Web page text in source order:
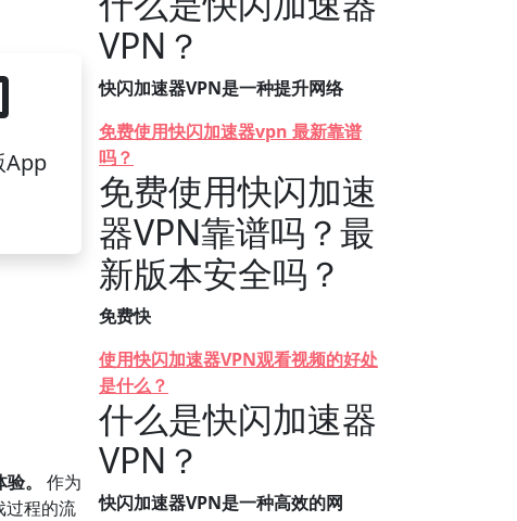
App
。
作为
过程的流
VPN？
快闪加速器VPN是一种提升网络
免费使用快闪加速器vpn 最新靠谱
吗？
免费使用快闪加速
器VPN靠谱吗？最
新版本安全吗？
免费快
使用快闪加速器VPN观看视频的好处
是什么？
什么是快闪加速器
VPN？
快闪加速器VPN是一种高效的网